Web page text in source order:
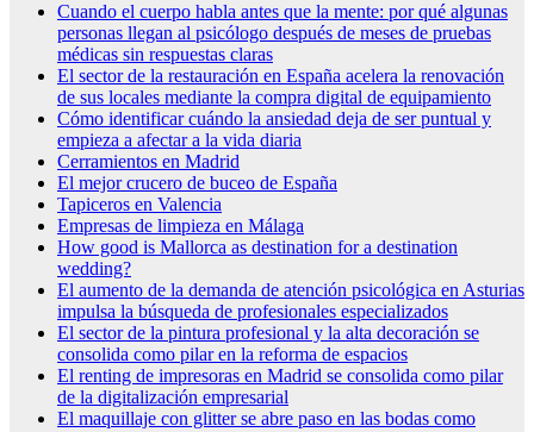
Cuando el cuerpo habla antes que la mente: por qué algunas
personas llegan al psicólogo después de meses de pruebas
médicas sin respuestas claras
El sector de la restauración en España acelera la renovación
de sus locales mediante la compra digital de equipamiento
Cómo identificar cuándo la ansiedad deja de ser puntual y
empieza a afectar a la vida diaria
Cerramientos en Madrid
El mejor crucero de buceo de España
Tapiceros en Valencia
Empresas de limpieza en Málaga
How good is Mallorca as destination for a destination
wedding?
El aumento de la demanda de atención psicológica en Asturias
impulsa la búsqueda de profesionales especializados
El sector de la pintura profesional y la alta decoración se
consolida como pilar en la reforma de espacios
El renting de impresoras en Madrid se consolida como pilar
de la digitalización empresarial
El maquillaje con glitter se abre paso en las bodas como